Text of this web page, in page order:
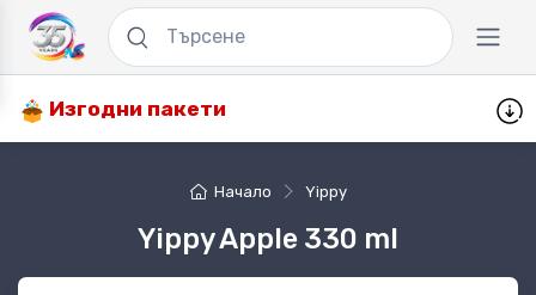
Изгодни пакети
Начало Yippy
Yippy Apple 330 ml